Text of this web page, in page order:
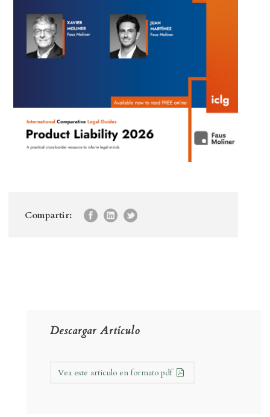
Compartir:
Descargar Artículo
Vea este artículo en formato pdf